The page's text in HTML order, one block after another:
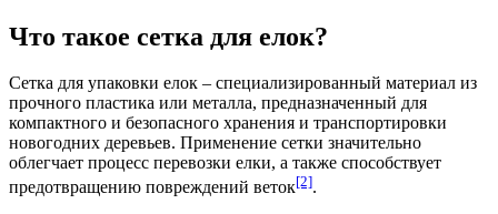
Что такое сетка для елок?
Сетка для упаковки елок – специализированный материал из
прочного пластика или металла, предназначенный для
компактного и безопасного хранения и транспортировки
новогодних деревьев. Применение сетки значительно
облегчает процесс перевозки елки, а также способствует
предотвращению повреждений веток[2].